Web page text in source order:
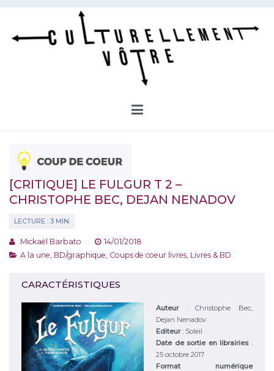
Aller
contenu
[CRITIQUE] LE FULGUR T 2 –
CHRISTOPHE BEC, DEJAN NENADOV
Mickaël Barbato
14/01/2018
A la une BD/graphique Coups de coeur livres Livres & BD
CARACTÉRISTIQUES
Auteur :Christophe Bec,
Dejan Nenadov
Editeur: Soleil
Date de sortie en librairies :
25 octobre 2017
Format numérique